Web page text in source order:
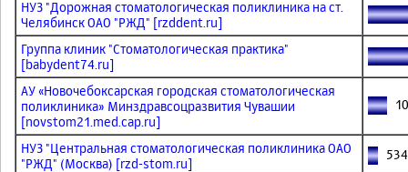
НУЗ "Дорожная стоматологическая поликлиника на ст.
Челябинск ОАО "РЖД" [rzddent.ru]
Группа клиник "Стоматологическая практика"
[babydent74.ru]
АУ «Новочебоксарская городская стоматологическая
поликлиника» Минздравсоцразвития Чувашии
[novstom21.med.cap.ru]
НУЗ "Центральная стоматологическая поликлиника ОАО
"РЖД" (Москва) [rzd-stom.ru]
534